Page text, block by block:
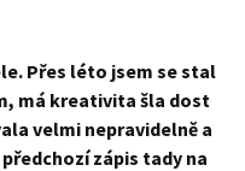
Přes léto jsem se stal
má kreativita šla dost
velmi nepravidelně a
zápis tady na